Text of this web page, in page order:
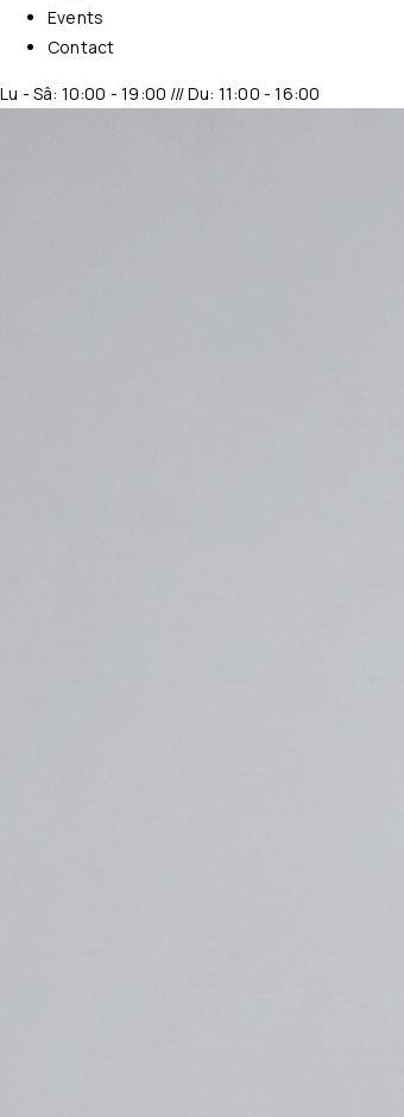
Events
Contact
Lu - Sâ: 10:00 - 19:00 /// Du: 11:00 - 16:00